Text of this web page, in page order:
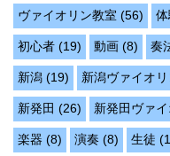
ヴァイオリン教室 (56)
初心者 (19) 動画 (8) 奏
新潟 (19) 新潟ヴァイオ
新発田 (26) 新発田ヴァ
楽器 (8) 演奏 (8) 生徒